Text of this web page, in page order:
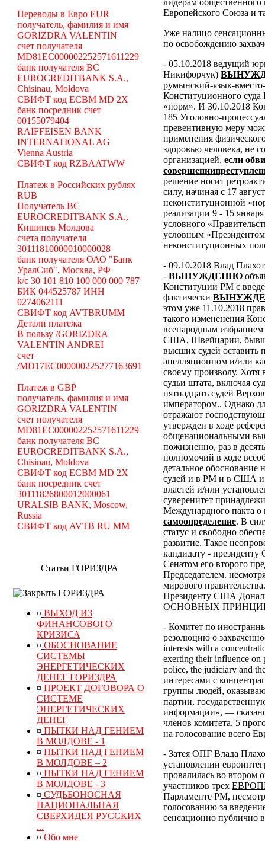
Переводы в Евро EUR
получатель, фамилия и имя
GORIZDRA VALENTIN
счет получателя
MD81EC000002252571611229
банк получателя BC
EUROCREDITBANK S.A.,
Chisinau, Moldova
СВИФТ код ECBM MD 2X
банк посредник счет
00155079404
RAIFFEISEN BANK
INTERNATIONAL AG
Vienna Austria
СВИФТ код RZBAATWW
Платеж в Российских рублях
RUB
Получатель BC
EUROCREDITBANK S.A.,
Кишинев Молдова
счета получателя
30111810000010000028
банк получателя ОАО "Банк
УралСиб", Москва, РФ
k/c 30 101 810 100 000 000 787
БИК 044525787 ИНН
0274062111
СВИФТ код AVTBRUMM
Детали платежа
В пользу /GORIZDRA
VALENTIN ANDREI
счет
/MD17EC000000225277163691
Платеж в GBP
получатель, фамилия и имя
GORIZDRA VALENTIN
счет получателя
MD81EC000002252571611229
банк получателя BC
EUROCREDITBANK S.A.,
Chisinau, Moldova
СВИФТ код ECBM MD 2X
банк посредник счет
30111826800012000061
URALSIB BANK, Moscow,
Russia
СВИФТ код AVTB RU MM
Статьи ГОРИЗДРА
ГОРИЗДРА
¤ ВЫХОД ИЗ
ФИНАНСОВОГО
КРИЗИСА
¤ ОБОСНОВАНИЕ
СИСТЕМЫ
ЭНЕРГЕТИЧЕСКИХ
ДЕНЕГ ГОРИЗДРА
¤ ПРОЕКТ ДОГОВОРА О
СИСТЕМЕ
ЭНЕРГЕТИЧЕСКИХ
ДЕНЕГ
¤ ПЫТКИ НАД ГЕНИЕМ
В МОЛДОВЕ - 1
¤ ПЫТКИ НАД ГЕНИЕМ
В МОЛДОВЕ – 2
¤ ПЫТКИ НАД ГЕНИЕМ
В МОЛДОВЕ - 3
¤ СУДЬБОНОСНАЯ
НАЦИОНАЛЬНАЯ
СВЕРХИДЕЯ РУССКИХ
...
¤ Обо мне
лидерам
Европейского Союза и
Уже налицо
по освобождению
- 05.10.2018 ведущий
Никифорчук)
румынский-язык-
Конституционного
«норм». И 30.10.2018
185 Уголовно-
превентивную меру
применения
здоровью человека, не
организацией, если
решение носит
силу, начиная с 17
неконституционной
реализации 9 - 15
условного
условным
неконституционных
- 09.10.2018 Влад
- ВЫНУЖДЕННО
Конституции РМ с
фактически
этом уже 11.10.2018
такого измененения
всенародным
США, Швейцарии,
высших судей
апелляционном и/или
своему произволу.
судьи штата, включая
пятнадцать судей
императором.. Однако
отражают
утвержден в ходе
общенациональными
пожизненно, раз в
полномочий в ходе
детальное
судей и в РМ и в США и в
властей и/или
суверенитет
Междунардного пакта о
самоопределение. В
статус и свободно
развитие. Такое
кандидату -
Сенатом его второго
Председателем.
мирового
Президенту США
ОСНОВНЫХ
- Комитет по
резолюцию о
interests with a
exerting their influence on
police, the judiciary and
интересами с
группы людей,
партии,
информации», —
членов комитета, 5
на голосование всего
- Затея ОПГ Влада
установлении
провалилась во втором
участников трех
Парламенте РМ,
голосованию за
сенсационно публично